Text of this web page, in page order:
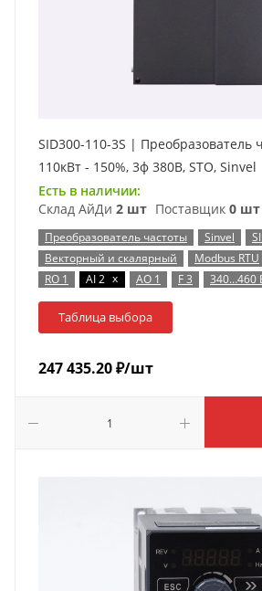
SID300-110-3S | Преобразователь
110кВт - 150%, 3ф 380В, STO, Sinvel
Есть в наличии:
Склад АйДи 2 шт Поставщик 0 шт
Преобразователь частоты Sinvel
Векторный и скалярный
Modbus RTU
RO 1
AI 2 x AO 1 F 3 340…460
Таблица выбора
247 435.20₽/шт